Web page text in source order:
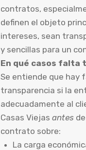
contratos,
definen el objeto
intereses, sean
y sencillas para un
En qué casos falta
Se entiende que hay
transparencia si la
adecuadamente al
Casas Viejas antes
contrato sobre:
La carga